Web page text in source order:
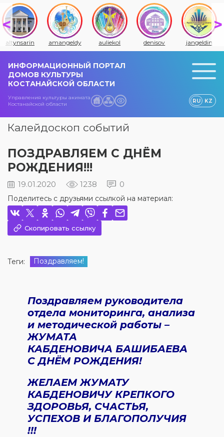
altynsarin amangeldy auliekol denisov jangeldin
ИНФОРМАЦИОННЫЙ ПОРТАЛ
ДОМОВ КУЛЬТУРЫ
КОСТАНАЙСКОЙ ОБЛАСТИ
Управления культуры акимата
Костанайской области
RU KZ
Калейдоскоп событий
ПОЗДРАВЛЯЕМ С ДНЁМ
РОЖДЕНИЯ!!!
19.01.2020 1238 0
Поделитесь с друзьями ссылкой на материал:
Скопировать ссылку
Теги: Поздравляем!
Поздравляем руководитела
отдела мониторинга, анализа
и методической работы –
ЖУМАТА
КАБДЕНОВИЧА БАШИБАЕВА
С ДНЁМ РОЖДЕНИЯ!
ЖЕЛАЕМ ЖУМАТУ
КАБДЕНОВИЧУ КРЕПКОГО
ЗДОРОВЬЯ, СЧАСТЬЯ,
УСПЕХОВ И БЛАГОПОЛУЧИЯ
!!!